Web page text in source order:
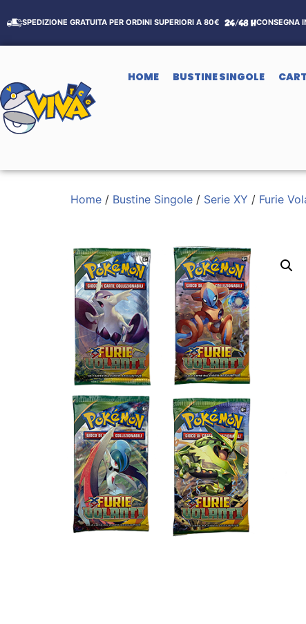
SPEDIZIONE GRATUITA PER ORDINI SUPERIORI A 80€ CONSEGNA
HOME BUSTINE SINGOLE
Home / Bustine Singole / Serie XY / Furie